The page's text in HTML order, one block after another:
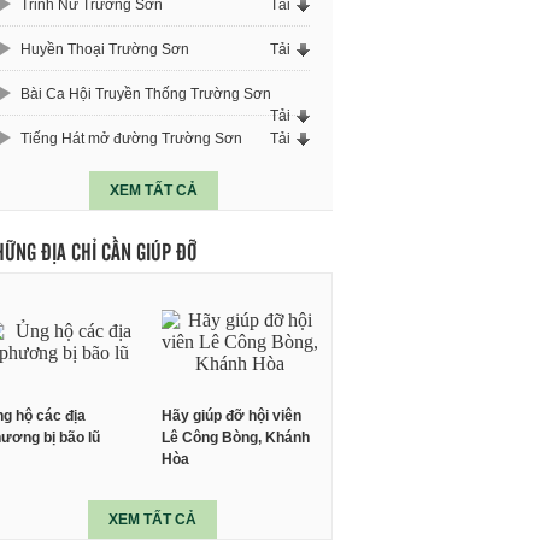
Trinh Nữ Trường Sơn Tải
Huyền Thoại Trường Sơn Tải
Bài Ca Hội Truyền Thống Trường Sơn
Tải
Tiếng Hát mở đường Trường Sơn
Tải
XEM TẤT CẢ
ĐỊA CHỈ CẦN GIÚP ĐỠ
hộ các địa
bị bão lũ
Hãy giúp đỡ hội viên
Lê Công Bòng, Khánh
Hòa
XEM TẤT CẢ